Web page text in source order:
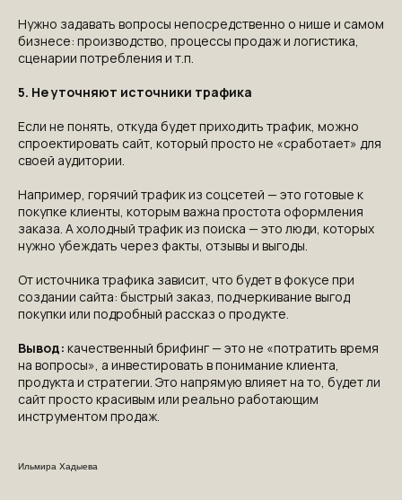
Нужно задавать вопросы непосредственно о нише и самом
бизнесе: производство, процессы продаж и логистика,
сценарии потребления и т.п.
5. Не уточняют источники трафика
Если не понять, откуда будет приходить трафик, можно
спроектировать сайт, который просто не «сработает» для
своей аудитории.
Например, горячий трафик из соцсетей — это готовые к
покупке клиенты, которым важна простота оформления
заказа. А холодный трафик из поиска — это люди, которых
нужно убеждать через факты, отзывы и выгоды.
От источника трафика зависит, что будет в фокусе при
создании сайта: быстрый заказ, подчеркивание выгод
покупки или подробный рассказ о продукте.
Вывод: качественный брифинг — это не «потратить время
на вопросы», а инвестировать в понимание клиента,
продукта и стратегии. Это напрямую влияет на то, будет ли
сайт просто красивым или реально работающим
инструментом продаж.
Ильмира Хадыева